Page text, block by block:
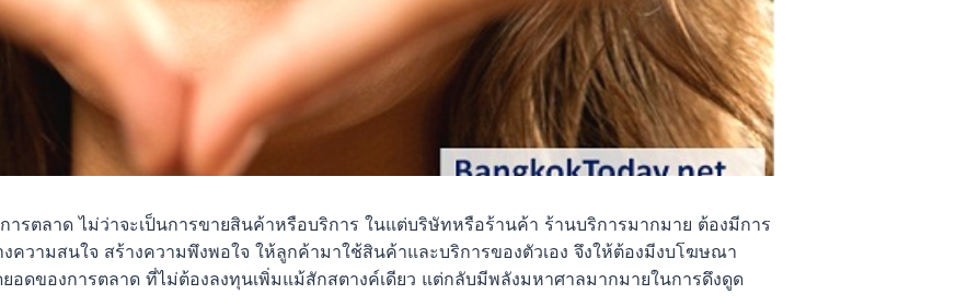
ารตลาด ไม่ว่าจะเป็นการขายสินค้าหรือบริการ ในแต่บริษัทหรือร้านค้า ร้านบริการมากมาย ต้องมีการ
ความสนใจ สร้างความพึงพอใจ ให้ลูกค้ามาใช้สินค้าและบริการของตัวเอง จึงให้ต้องมีงบโฆษณา
อดของการตลาด ที่ไม่ต้องลงทุนเพิ่มแม้สักสตางค์เดียว แต่กลับมีพลังมหาศาลมากมายในการดึงดูด